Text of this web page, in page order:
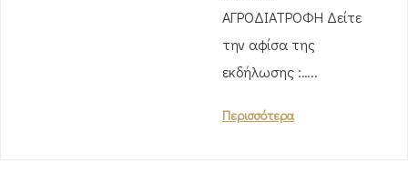
ΑΓΡΟΔΙΑΤΡΟΦΗ Δείτε
την αφίσα της
εκδήλωσης :…..
Περισσότερα